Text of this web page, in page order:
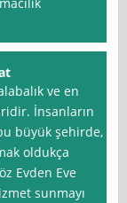
ve en
İnsanların
büyük şehirde,
oldukça
Evden Eve
sunmayı